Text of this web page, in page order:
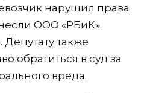
нарушил права
ООО «РБиК»
также
обратиться в суд за
вреда.